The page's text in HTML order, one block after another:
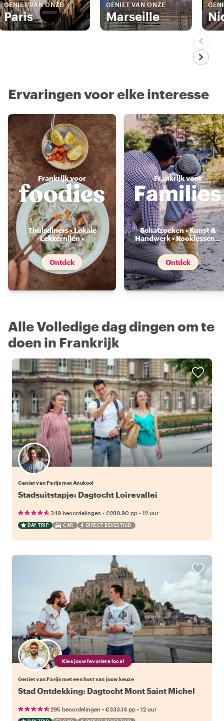
GENIET VAN ONZE
Paris
GENIET VAN ONZE
Marseille
Ervaringen voor elke interesse
Frankrijk voor
Thuisdiners • Lokale
Lekkernijen •
Voedselmarkten...
Ontdek
Frankrijk voor
Schatzoeken • Kunst &
Handwerk • Kooklessen...
Ontdek
Alle Volledige dag dingen om te
doen in Frankrijk
Geniet van Parijs met Anukool
Stadsuitstapje: Dagtocht Loirevallei
349 beoordelingen • €280.90 pp • 12 uur
DAY TRIP CAR DIRECT BEVESTIGD
Kies jouw favoriete local
Geniet van Parijs met een host van jouw keuze
Stad Ontdekking: Dagtocht Mont Saint Michel
295 beoordelingen • €333.14 pp • 12 uur